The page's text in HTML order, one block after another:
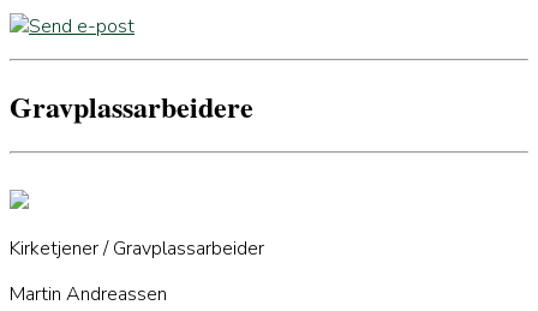
Send e-post
Gravplassarbeidere
Kirketjener / Gravplassarbeider
Martin Andreassen